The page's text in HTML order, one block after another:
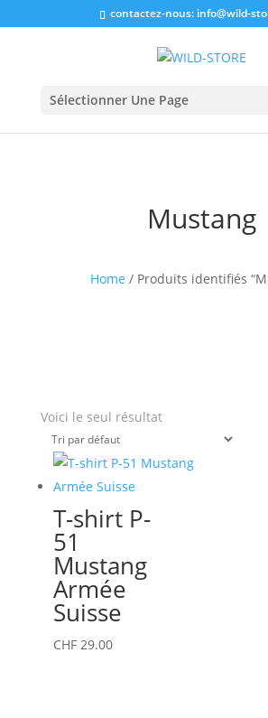
contactez-nous: info@wild-
Sélectionner Une Page
Mustang
Home / Produits identifiés
Voici le seul résultat
T-shirt P-
51
Mustang
Armée
Suisse
CHF29.00